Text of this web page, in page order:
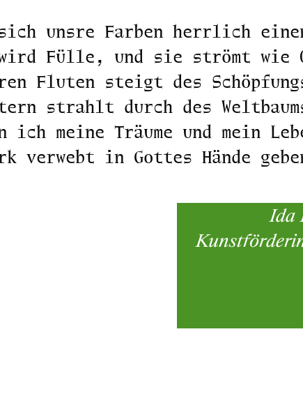
unsre Farben herrlich
Fülle, und sie strömt wie
Fluten steigt des
strahlt durch des
ich meine Träume und mein
verwebt in Gottes Hände
Ida